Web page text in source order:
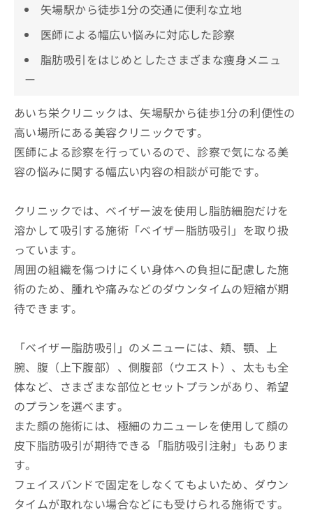
矢場駅から徒歩1分の交通に便利な立地
医師による幅広い悩みに対応した診察
脂肪吸引をはじめとしたさまざまな痩身メニュ
ー
あいち栄クリニックは、矢場駅から徒歩1分の利便性の
高い場所にある美容クリニックです。
医師による診察を行っているので、診察で気になる美
容の悩みに関する幅広い内容の相談が可能です。
クリニックでは、ベイザー波を使用し脂肪細胞だけを
溶かして吸引する施術「ベイザー脂肪吸引」を取り扱
っています。
周囲の組織を傷つけにくい身体への負担に配慮した施
術のため、腫れや痛みなどのダウンタイムの短縮が期
待できます。
「ベイザー脂肪吸引」のメニューには、頬、顎、上
腕、腹（上下腹部）、側腹部（ウエスト）、太もも全
体など、さまざまな部位とセットプランがあり、希望
のプランを選べます。
また顔の施術には、極細のカニューレを使用して顔の
皮下脂肪吸引が期待できる「脂肪吸引注射」もありま
す。
フェイスバンドで固定をしなくてもよいため、ダウン
タイムが取れない場合などにも受けられる施術です。